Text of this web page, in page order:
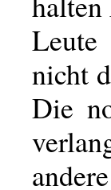
nicht
Die